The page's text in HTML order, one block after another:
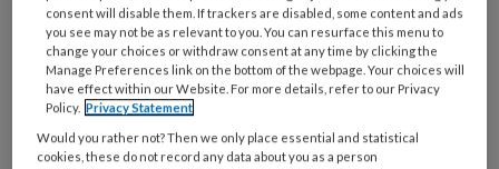
Wilt u dit artikel lezen?
Maak eenmalig een account aan op NHJ.nl.
Artikelen van het Netherlands Heart
Journal zijn alleen toegankelijk voor
consent will disable them. If trackers are disabled, some content and ads
you see may not be as relevant to you. You can resurface this menu to
change your choices or withdraw consent at any time by clicking the
Manage Preferences link on the bottom of the webpage. Your choices will
have effect within our Website. For more details, refer to our Privacy
Policy. Privacy Statement
Would you rather not? Then we only place essential and statistical
cookies, these do not record any data about you as a person